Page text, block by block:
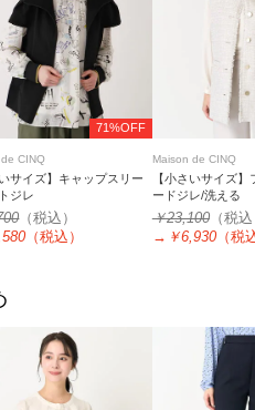
71%OFF
CINQ
いサイズ】キャップスリー
ジレ
（税込）
（税込）
Maison de CINQ
【小さいサイズ
ードジレ/洗える
￥23,100（税
→ ￥6,930（税